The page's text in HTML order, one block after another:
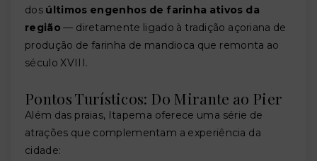
dos últimos engenhos de farinha ativos da
região — diretamente ligado à tradição açoriana de
produção de farinha de mandioca que remonta ao
século XVIII.
Pontos Turísticos: Do Mirante ao Pier
Além das praias, Itapema oferece uma série de
atrações que complementam a experiência da
cidade: